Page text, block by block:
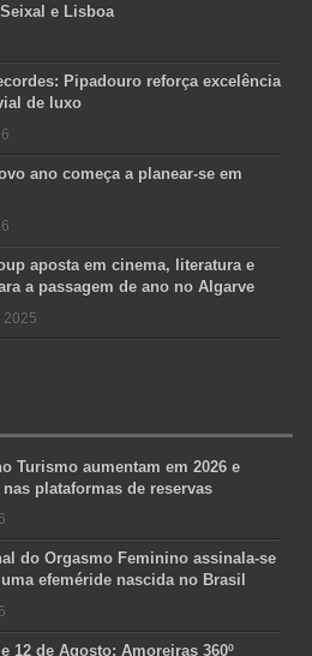
e Lisboa
Pipadouro reforça excelência
de luxo
ano começa a planear-se em
aposta em cinema, literatura e
a passagem de ano no Algarve
2025
Turismo aumentam em 2026 e
plataformas de reservas
do Orgasmo Feminino assinala-se
efeméride nascida no Brasil
12 de Agosto: Amoreiras 360º